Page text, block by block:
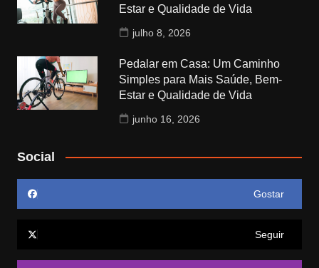
Estar e Qualidade de Vida
julho 8, 2026
Pedalar em Casa: Um Caminho
Simples para Mais Saúde, Bem-
Estar e Qualidade de Vida
junho 16, 2026
Social
Gostar
Seguir